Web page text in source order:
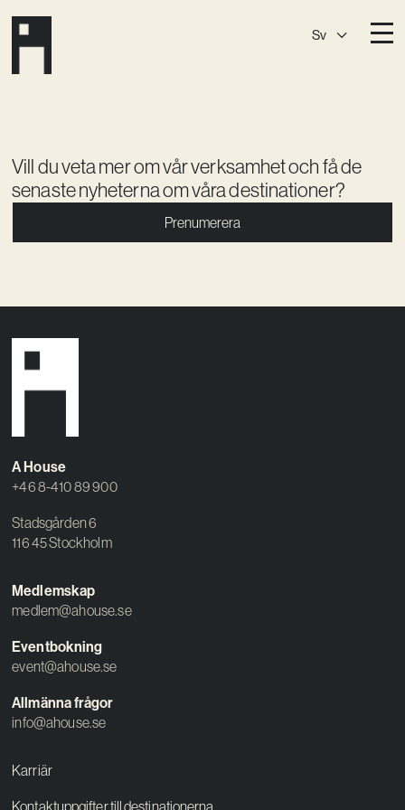
Sv
A HouseSlaktis
A HouseSlussen
Medlemskap
Event­lokaler
Vision
Kontakt
Vill du veta mer om vår verksamhet och få de
senaste nyheterna om våra destinationer?
Prenumerera
A House
+46 8-410 89 900
Stadsgården 6
116 45 Stockholm
Medlemskap
medlem@ahouse.se
Eventbokning
event@ahouse.se
Allmänna frågor
info@ahouse.se
Karriär
Kontaktuppgifter till destinationerna